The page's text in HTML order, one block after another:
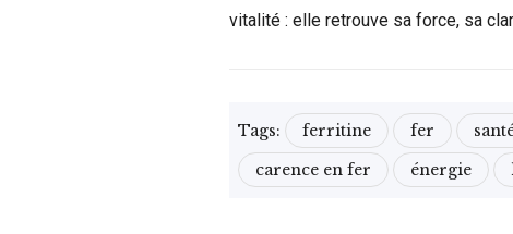
vitalité : elle retrouve sa force, sa
Tags: ferritine fer
carence en fer
énergie